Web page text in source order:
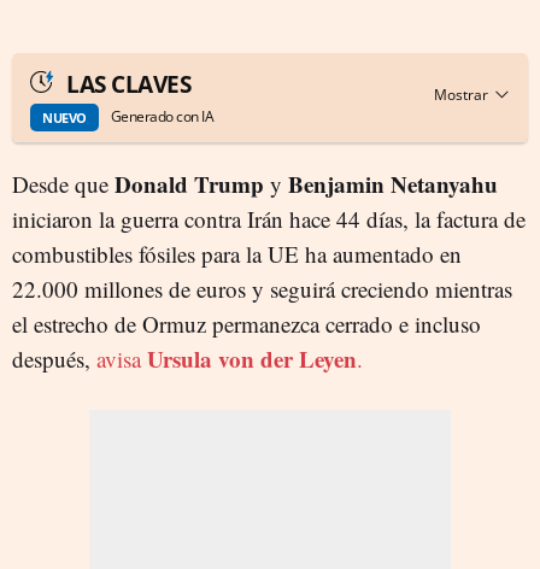
LAS CLAVES
NUEVO Generado con IA
Desde que Donald Trump y Benjamin Netanyahu
iniciaron la guerra contra Irán hace 44 días, la factura de
combustibles fósiles para la UE ha aumentado en
22.000 millones de euros y seguirá creciendo mientras
el estrecho de Ormuz permanezca cerrado e incluso
después, avisaUrsula von der Leyen.